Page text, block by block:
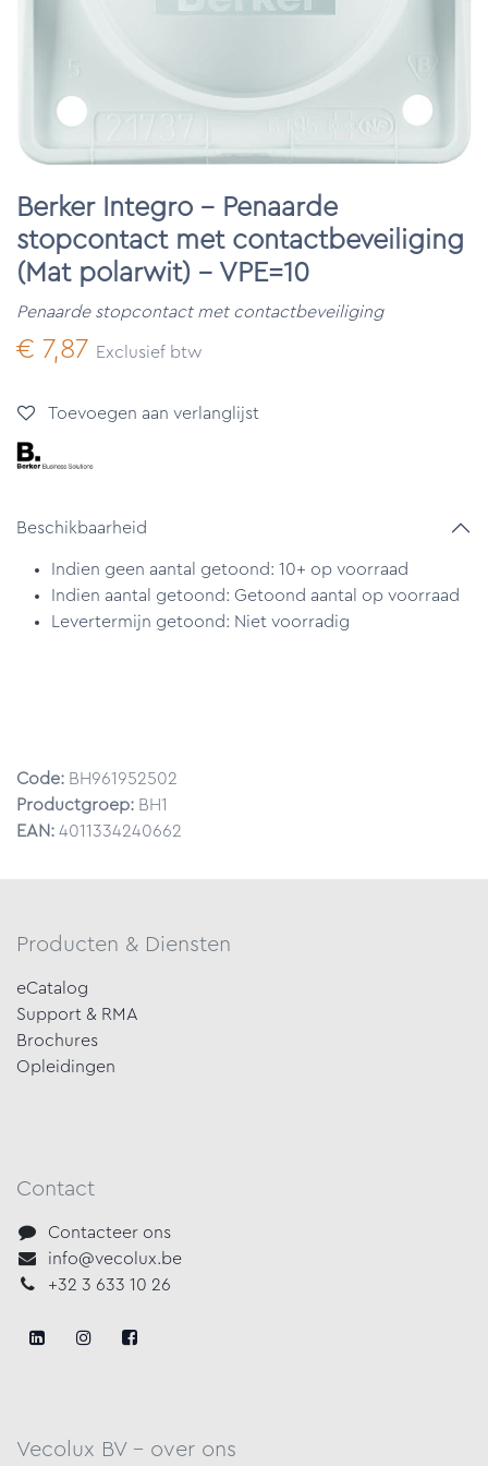
Berker Integro - Penaarde
stopcontact met contactbeveiliging
(Mat polarwit) - VPE=10
Penaarde stopcontact met contactbeveiliging
€ 7,87 Exclusief btw
Toevoegen aan verlanglijst
Beschikbaarheid
Indien geen aantal getoond: 10+ op voorraad
Indien aantal getoond: Getoond aantal op voorraad
Levertermijn getoond: Niet voorradig
Code: BH961952502
Productgroep: BH1
EAN: 4011334240662
Producten & Diensten
eCatalog
Support & RMA
Brochures
Opleidingen
Contact
Contacteer ons
info@vecolux.be
+32 3 633 10 26
Vecolux BV - over ons